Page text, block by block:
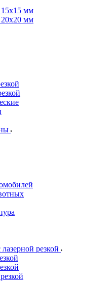
15х15 мм
20х20 мм
резкой